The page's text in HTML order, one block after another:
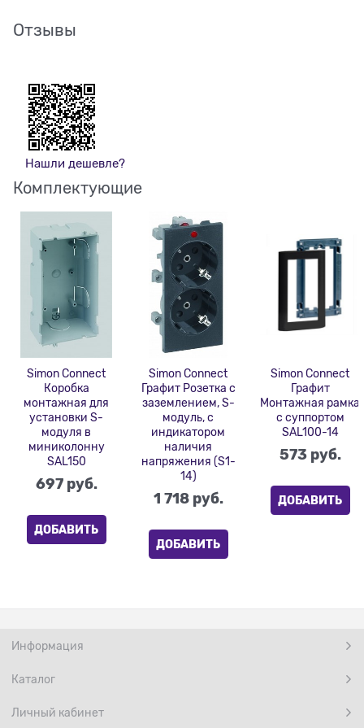
Отзывы
Нашли дешевле?
Комплектующие
Simon Connect
Коробка
монтажная для
установки S-
модуля в
миниколонну
SAL150
697 руб.
ДОБАВИТЬ
Simon Connect
Графит Розетка с
заземлением, S-
модуль, с
индикатором
наличия
напряжения (S1-
14)
1 718 руб.
ДОБАВИТЬ
Simon Connect
Графит
Монтажная рамка
с суппортом
SAL100-14
573 руб.
ДОБАВИТЬ
Информация
Каталог
Личный кабинет